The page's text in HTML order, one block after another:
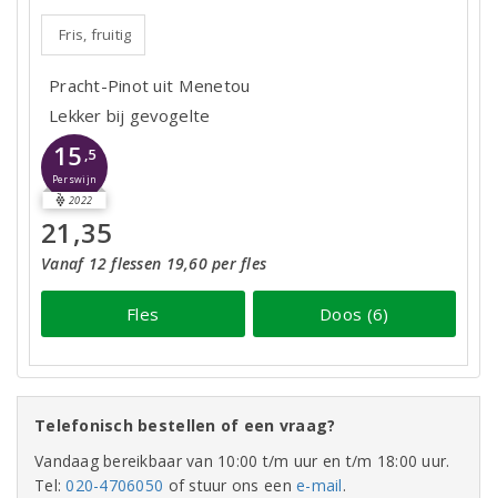
Fris, fruitig
Pracht-Pinot uit Menetou
Lekker bij gevogelte
15 ,5
Perswijn
2022
21,35
Vanaf 12 flessen 19,60 per fles
Fles Doos (6)
Telefonisch bestellen of een vraag?
Vandaag bereikbaar van 10:00 t/m uur en t/m 18:00 uur.
Tel:020-4706050 of stuur ons eene-mail.